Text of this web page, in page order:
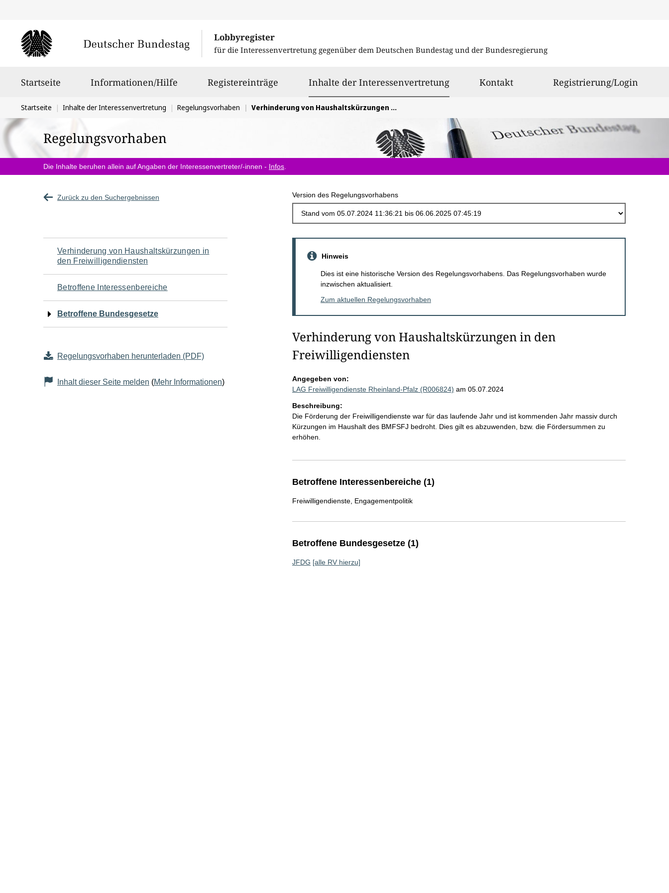
Lobbyregister
für die Interessenvertretung gegenüber dem Deutschen Bundestag und der Bundesregierung
Startseite Informationen/Hilfe Registereinträge Inhalte der Interessenvertretungausgewählt
Kontakt Registrierung/Login
Sie
befinden
sich
hier:
Startseite Inhalte der Interessenvertretung Regelungsvorhaben Verhinderung von Haushaltskürzungen in den Freiwilligendiensten
Regelungsvorhaben
Die Inhalte beruhen allein auf Angaben der Interessenvertreter/-innen - Infos
Zurück zu den Suchergebnissen Version des Regelungsvorhabens
Navigation
für
den
Seiteninhalt
Verhinderung von Haushaltskürzungen in
den Freiwilligendiensten
Betroffene Interessenbereiche
Betroffene Bundesgesetze
Regelungsvorhaben herunterladen (PDF)
Inhalt dieser Seite melden (Mehr Informationen)
Hinweis
Dies ist eine historische Version des Regelungsvorhabens. Das Regelungsvorhaben wurde
inzwischen aktualisiert.
Zum aktuellen Regelungsvorhaben
Verhinderung von Haushaltskürzungen in den
Freiwilligendiensten
Angegeben von:
LAG Freiwilligendienste Rheinland-Pfalz (R006824) am 05.07.2024
Beschreibung:
Die Förderung der Freiwilligendienste war für das laufende Jahr und ist kommenden Jahr massiv durch
Kürzungen im Haushalt des BMFSFJ bedroht. Dies gilt es abzuwenden, bzw. die Fördersummen zu
erhöhen.
Betroffene Interessenbereiche (1)
Freiwilligendienste, Engagementpolitik
Betroffene Bundesgesetze (1)
JFDG [alle RV hierzu]